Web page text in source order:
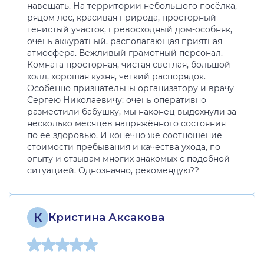
навещать. На территории небольшого посёлка,
рядом лес, красивая природа, просторный
тенистый участок, превосходный дом-особняк,
очень аккуратный, располагающая приятная
атмосфера. Вежливый грамотный персонал.
Комната просторная, чистая светлая, большой
холл, хорошая кухня, четкий распорядок.
Особенно признательны организатору и врачу
Сергею Николаевичу: очень оперативно
разместили бабушку, мы наконец выдохнули за
несколько месяцев напряжённого состояния
по её здоровью. И конечно же соотношение
стоимости пребывания и качества ухода, по
опыту и отзывам многих знакомых с подобной
ситуацией. Однозначно, рекомендую??
К Кристина Аксакова